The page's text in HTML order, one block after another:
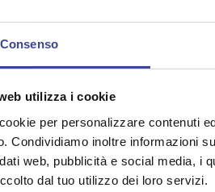
Consenso
utilizza i cookie
per personalizzare contenuti
Condividiamo inoltre informazioni
web, pubblicità e social media, i
dal tuo utilizzo dei loro servizi.
le amministrazioni comunali
dagli operatori a seguito della
proposte progettuali, relative
urbane sia in zone urbane, la
e ricostruisce le misure
attuale, gli adempimenti e